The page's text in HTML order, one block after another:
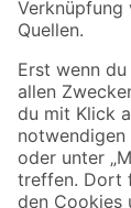
Sicher
Jetzt die